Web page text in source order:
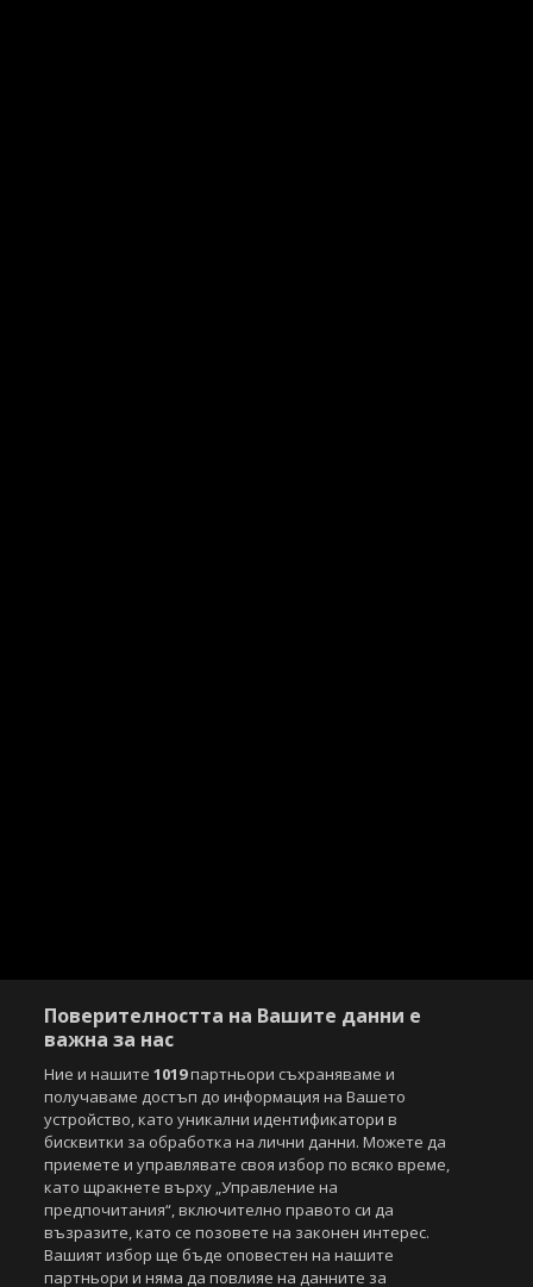
Поверителността на Вашите данни е
важна за нас
Ние и нашите1019партньори съхраняваме и
получаваме достъп до информация на Вашето
устройство, като уникални идентификатори в
бисквитки за обработка на лични данни. Можете да
приемете и управлявате своя избор по всяко време,
като щракнете върху „Управление на
предпочитания“, включително правото си да
възразите, като се позовете на законен интерес.
Вашият избор ще бъде оповестен на нашите
партньори и няма да повлияе на данните за